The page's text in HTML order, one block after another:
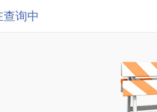
查询中